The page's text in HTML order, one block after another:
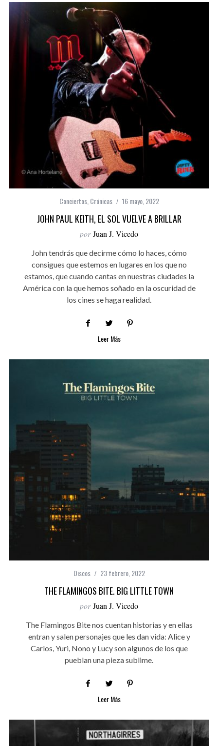
Conciertos, Crónicas 16 mayo, 2022
JOHN PAUL KEITH, EL SOL VUELVE A BRILLAR
por Juan J. Vicedo
John tendrás que decirme cómo lo haces, cómo
consigues que estemos en lugares en los que no
estamos, que cuando cantas en nuestras ciudades la
América con la que hemos soñado en la oscuridad de
los cines se haga realidad.
Leer Más
Discos 23 febrero, 2022
THE FLAMINGOS BITE. BIG LITTLE TOWN
por Juan J. Vicedo
The Flamingos Bite nos cuentan historias y en ellas
entran y salen personajes que les dan vida: Alice y
Carlos, Yuri, Nono y Lucy son algunos de los que
pueblan una pieza sublime.
Leer Más